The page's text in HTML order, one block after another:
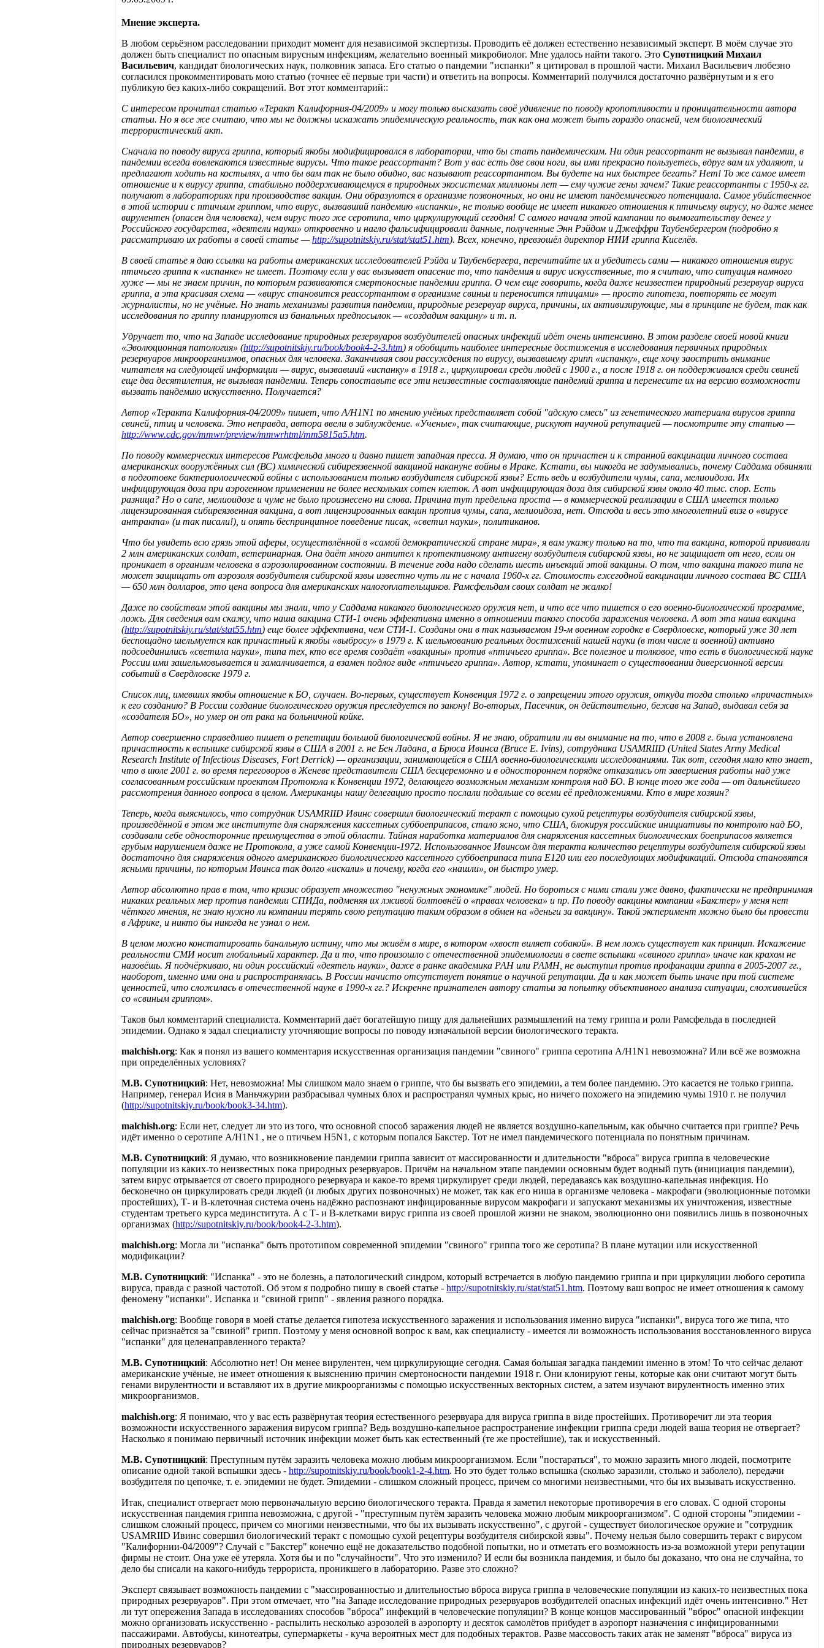
Мнение эксперта.
В любом серьёзном расследовании приходит момент для независимой экспертизы. Проводить её должен естественно независимый эксперт. В моём случае это
должен быть специалист по опасным вирусным инфекциям, желательно военный микробиолог. Мне удалось найти такого. Это Супотницкий Михаил
Васильевич, кандидат биологических наук, полковник запаса. Его статью о пандемии "испанки" я цитировал в прошлой части. Михаил Васильевич любезно
согласился прокомментировать мою статью (точнее её первые три части) и ответить на вопросы. Комментарий получился достаточно развёрнутым и я его
публикую без каких-либо сокращений. Вот этот комментарий::
С интересом прочитал статью «Теракт Калифорния-04/2009» и могу только высказать своё удивление по поводу кропотливости и проницательности автора
статьи. Но я все же считаю, что мы не должны искажать эпидемическую реальность, так как она может быть гораздо опасней, чем биологический
террористический акт.
Сначала по поводу вируса гриппа, который якобы модифицировался в лаборатории, что бы стать пандемическим. Ни один реассортант не вызывал пандемии, в
пандемии всегда вовлекаются известные вирусы. Что такое реассортант? Вот у вас есть две свои ноги, вы ими прекрасно пользуетесь, вдруг вам их удаляют, и
предлагают ходить на костылях, а что бы вам так не было обидно, вас называют реассортантом. Вы будете на них быстрее бегать? Нет! То же самое имеет
отношение и к вирусу гриппа, стабильно поддерживающемуся в природных экосистемах миллионы лет — ему чужие гены зачем? Такие реассортанты с 1950-х гг.
получают в лабораториях при производстве вакцин. Они образуются в организме позвоночных, но они не имеют пандемического потенциала. Самое убийственное
в этой истории с птичьим гриппом, что вирус, вызвавший пандемию «испанки», не только вообще не имеет никакого отношения к птичьему вирусу, но даже менее
вирулентен (опасен для человека), чем вирус того же серотипа, что циркулирующий сегодня! С самого начала этой кампании по вымогательству денег у
Российского государства, «деятели науки» откровенно и нагло фальсифицировали данные, полученные Энн Рэйдом и Джеффри Таубенбергером (подробно я
рассматриваю их работы в своей статье —http://supotnitskiy.ru/stat/stat51.htm). Всех, конечно, превзошёл директор НИИ гриппа Киселёв.
В своей статье я даю ссылки на работы американских исследователей Рэйда и Таубенбергера, перечитайте их и убедитесь сами — никакого отношения вирус
птичьего гриппа к «испанке» не имеет. Поэтому если у вас вызывает опасение то, что пандемия и вирус искусственные, то я считаю, что ситуация намного
хуже — мы не знаем причин, по которым развиваются смертоносные пандемии гриппа. О чем еще говорить, когда даже неизвестен природный резервуар вируса
гриппа, а эта красивая схема — «вирус становится реассортантом в организме свиньи и переносится птицами» — просто гипотеза, повторять ее могут
журналисты, но не учёные. Но знать механизмы развития пандемии, природные резервуар вируса, причины, их активизирующие, мы в принципе не будем, так как
исследования по гриппу планируются из банальных предпосылок — «создадим вакцину» и т. п.
Удручает то, что на Западе исследование природных резервуаров возбудителей опасных инфекций идёт очень интенсивно. В этом разделе своей новой книги
«Эволюционная патология» (http://supotnitskiy.ru/book/book4-2-3.htm) я обобщить наиболее интересные достижения в исследования первичных природных
резервуаров микроорганизмов, опасных для человека. Заканчивая свои рассуждения по вирусу, вызвавшему грипп «испанку», еще хочу заострить внимание
читателя на следующей информации — вирус, вызвавший «испанку» в 1918 г., циркулировал среди людей с 1900 г., а после 1918 г. он поддерживался среди свиней
еще два десятилетия, не вызывая пандемии. Теперь сопоставьте все эти неизвестные составляющие пандемий гриппа и перенесите их на версию возможности
вызвать пандемию искусственно. Получается?
Автор «Теракта Калифорния-04/2009» пишет, что А/Н1N1 по мнению учёных представляет собой "адскую смесь" из генетического материала вирусов гриппа
свиней, птиц и человека. Это неправда, автора ввели в заблуждение. «Ученые», так считающие, рискуют научной репутацией — посмотрите эту статью —
http://www.cdc.gov/mmwr/preview/mmwrhtml/mm5815a5.htm.
По поводу коммерческих интересов Рамсфельда много и давно пишет западная пресса. Я думаю, что он причастен и к странной вакцинации личного состава
американских вооружённых сил (ВС) химической сибиреязвенной вакциной накануне войны в Ираке. Кстати, вы никогда не задумывались, почему Саддама обвиняли
в подготовке бактериологической войны с использованием только возбудителя сибирской язвы? Есть ведь и возбудители чумы, сапа, мелиоидоза. Их
инфицирующая доза при аэрогенном применении не более нескольких сотен клеток. А вот инфицирующая доза для сибирской язвы около 40 тыс. спор. Есть
разница? Но о сапе, мелиоидозе и чуме не было произнесено ни слова. Причина тут предельна проста — в коммерческой реализации в США имеется только
лицензированная сибиреязвенная вакцина, а вот лицензированных вакцин против чумы, сапа, мелиоидоза, нет. Отсюда и весь это многолетний визг о «вирусе
антракта» (и так писали!), и опять беспринципное поведение писак, «светил науки», политиканов.
Что бы увидеть всю грязь этой аферы, осуществлённой в «самой демократической стране мира», я вам укажу только на то, что та вакцина, которой прививали
2 млн американских солдат, ветеринарная. Она даёт много антител к протективному антигену возбудителя сибирской язвы, но не защищает от него, если он
проникает в организм человека в аэрозолированном состоянии. В течение года надо сделать шесть инъекций этой вакцины. О том, что вакцина такого типа не
может защищать от аэрозоля возбудителя сибирской язвы известно чуть ли не с начала 1960-х гг. Стоимость ежегодной вакцинации личного состава ВС США
— 650 млн долларов, это цена вопроса для американских налогоплательщиков. Рамсфельдам своих солдат не жалко!
Даже по свойствам этой вакцины мы знали, что у Саддама никакого биологического оружия нет, и что все что пишется о его военно-биологической программе,
ложь. Для сведения вам скажу, что наша вакцина СТИ-1 очень эффективна именно в отношении такого способа заражения человека. А вот эта наша вакцина
(http://supotnitskiy.ru/stat/stat55.htm) еще более эффективна, чем СТИ-1. Созданы они в так называемом 19-м военном городке в Свердловске, который уже 30 лет
беспощадно шельмуется как причастный к якобы «выбросу» в 1979 г. К шельмованию реальных достижений нашей науки (в том числе и военной) активно
подсоединились «светила науки», типа тех, кто все время создаёт «вакцины» против «птичьего гриппа». Все полезное и толковое, что есть в биологической науке
России ими зашельмовывается и замалчивается, а взамен подлог виде «птичьего гриппа». Автор, кстати, упоминает о существовании диверсионной версии
событий в Свердловске 1979 г.
Список лиц, имевших якобы отношение к БО, случаен. Во-первых, существует Конвенция 1972 г. о запрещении этого оружия, откуда тогда столько «причастных»
к его созданию? В России создание биологического оружия преследуется по закону! Во-вторых, Пасечник, он действительно, бежав на Запад, выдавал себя за
«создателя БО», но умер он от рака на больничной койке.
Автор совершенно справедливо пишет о репетиции большой биологической войны. Я не знаю, обратили ли вы внимание на то, что в 2008 г. была установлена
причастность к вспышке сибирской язвы в США в 2001 г. не Бен Ладана, а Брюса Ивинса (Bruce E. Ivins), сотрудника USAMRIID (United States Army Medical
Research Institute of Infectious Diseases, Fort Derrick) — организации, занимающейся в США военно-биологическими исследованиями. Так вот, сегодня мало кто знает,
что в июле 2001 г. во время переговоров в Женеве представители США бесцеремонно и в одностороннем порядке отказались от завершения работы над уже
согласованным российским проектом Протокола к Конвенции 1972, делающего возможным механизм контроля над БО. В конце того же года — от дальнейшего
рассмотрения данного вопроса в целом. Американцы нашу делегацию просто послали подальше со всеми её предложениями. Кто в мире хозяин?
Теперь, когда выяснилось, что сотрудник USAMRIID Ивинс совершил биологический теракт с помощью сухой рецептуры возбудителя сибирской язвы,
произведённой в этом же институте для снаряжения кассетных суббоеприпасов, стало ясно, что США, блокируя российские инициативы по контролю над БО,
создавали себе односторонние преимущества в этой области. Тайная наработка материалов для снаряжения кассетных биологических боеприпасов является
грубым нарушением даже не Протокола, а уже самой Конвенции-1972. Использованное Ивинсом для теракта количество рецептуры возбудителя сибирской язвы
достаточно для снаряжения одного американского биологического кассетного суббоеприпаса типа Е120 или его последующих модификаций. Отсюда становятся
ясными причины, по которым Ивинса так долго «искали» и почему, когда его «нашли», он быстро умер.
Автор абсолютно прав в том, что кризис образует множество "ненужных экономике" людей. Но бороться с ними стали уже давно, фактически не предпринимая
никаких реальных мер против пандемии СПИДа, подменяя их лживой болтовнёй о «правах человека» и пр. По поводу вакцины компании «Бакстер» у меня нет
чёткого мнения, не знаю нужно ли компании терять свою репутацию таким образом в обмен на «деньги за вакцину». Такой эксперимент можно было бы провести
в Африке, и никто бы никогда не узнал о нем.
В целом можно констатировать банальную истину, что мы живём в мире, в котором «хвост виляет собакой». В нем ложь существует как принцип. Искажение
реальности СМИ носит глобальный характер. Да и то, что произошло с отечественной эпидемиологии в свете вспышки «свиного гриппа» иначе как крахом не
назовёшь. Я подчёркиваю, ни один российский «деятель науки», даже в ранке академика РАН или РАМН, не выступил против профанации гриппа в 2005-2007 гг.,
наоборот, именно ими она и распространялась. В России начисто отсутствует понятие о научной репутации. Да и как может быть иначе при той системе
ценностей, что сложилась в отечественной науке в 1990-х гг.? Искренне признателен автору статьи за попытку объективного анализа ситуации, сложившейся
со «свиным гриппом».
Таков был комментарий специалиста. Комментарий даёт богатейшую пищу для дальнейших размышлений на тему гриппа и роли Рамсфельда в последней
эпидемии. Однако я задал специалисту уточняющие вопросы по поводу изначальной версии биологического теракта.
malchish.org: Как я понял из вашего комментария искусственная организация пандемии "свиного" гриппа серотипа А/H1N1 невозможна? Или всё же возможна
при определённых условиях?
М.В. Супотницкий: Нет, невозможна! Мы слишком мало знаем о гриппе, что бы вызвать его эпидемии, а тем более пандемию. Это касается не только гриппа.
Например, генерал Исия в Маньчжурии разбрасывал чумных блох и распространял чумных крыс, но ничего похожего на эпидемию чумы 1910 г. не получил
(http://supotnitskiy.ru/book/book3-34.htm).
malchish.org: Если нет, следует ли это из того, что основной способ заражения людей не является воздушно-капельным, как обычно считается при гриппе? Речь
идёт именно о серотипе А/H1N1 , не о птичьем H5N1, с которым попался Бакстер. Тот не имел пандемического потенциала по понятным причинам.
М.В. Супотницкий: Я думаю, что возникновение пандемии гриппа зависит от массированности и длительности "вброса" вируса гриппа в человеческие
популяции из каких-то неизвестных пока природных резервуаров. Причём на начальном этапе пандемии основным будет водный путь (инициация пандемии),
затем вирус отрывается от своего природного резервуара и какое-то время циркулирует среди людей, передаваясь как воздушно-капельная инфекция. Но
бесконечно он циркулировать среди людей (и любых других позвоночных) не может, так как его ниша в организме человека - макрофаги (эволюционные потомки
простейших), Т- и В-клеточная система очень надёжно распознают инфицированные вирусом макрофаги и запускают механизмы их уничтожения, известные
студентам третьего курса мединститута. А с Т- и В-клетками вирус гриппа из своей прошлой жизни не знаком, эволюционно они появились лишь в позвоночных
организмах (http://supotnitskiy.ru/book/book4-2-3.htm).
malchish.org: Могла ли "испанка" быть прототипом современной эпидемии "свиного" гриппа того же серотипа? В плане мутации или искусственной
модификации?
М.В. Супотницкий: "Испанка" - это не болезнь, а патологический синдром, который встречается в любую пандемию гриппа и при циркуляции любого серотипа
вируса, правда с разной частотой. Об этом я подробно пишу в своей статье - http://supotnitskiy.ru/stat/stat51.htm. Поэтому ваш вопрос не имеет отношения к самому
феномену "испанки". Испанка и "свиной грипп" - явления разного порядка.
malchish.org: Вообще говоря в моей статье делается гипотеза искусственного заражения и использования именно вируса "испанки", вируса того же типа, что
сейчас признаётся за "свиной" грипп. Поэтому у меня основной вопрос к вам, как специалисту - имеется ли возможность использования восстановленного вируса
"испанки" для целенаправленного теракта?
М.В. Супотницкий: Абсолютно нет! Он менее вирулентен, чем циркулирующие сегодня. Самая большая загадка пандемии именно в этом! То что сейчас делают
американские учёные, не имеет отношения к выяснению причин смертоносности пандемии 1918 г. Они клонируют гены, которые как они считают могут быть
генами вирулентности и вставляют их в другие микроорганизмы с помощью искусственных векторных систем, а затем изучают вирулентность именно этих
микроорганизмов.
malchish.org: Я понимаю, что у вас есть развёрнутая теория естественного резервуара для вируса гриппа в виде простейших. Противоречит ли эта теория
возможности искусственного заражения вирусом гриппа? Ведь воздушно-капельное распространение инфекции гриппа среди людей ваша теория не отвергает?
Насколько я понимаю первичный источник инфекции может быть как естественный (те же простейшие), так и искусственный.
М.В. Супотницкий: Преступным путём заразить человека можно любым микроорганизмом. Если "постараться", то можно заразить много людей, посмотрите
описание одной такой вспышки здесь - http://supotnitskiy.ru/book/book1-2-4.htm. Но это будет только вспышка (сколько заразили, столько и заболело), передачи
возбудителя по цепочке, т. е. эпидемии не будет. Эпидемии - слишком сложный процесс, причем со многими неизвестными, что бы их вызывать искусственно.
Итак, специалист отвергает мою первоначальную версию биологического теракта. Правда я заметил некоторые противоречия в его словах. С одной стороны
искусственная пандемия гриппа невозможна, с другой - "преступным путём заразить человека можно любым микроорганизмом". С одной стороны "эпидемии -
слишком сложный процесс, причем со многими неизвестными, что бы их вызывать искусственно", с другой - существует биологическое оружие и "сотрудник
USAMRIID Ивинс совершил биологический теракт с помощью сухой рецептуры возбудителя сибирской язвы". Почему нельзя было совершить теракт с вирусом
"Калифорнии-04/2009"? Случай с "Бакстер" конечно ещё не доказательство подобной попытки, но и отметать его возможность из-за возможной утери репутации
фирмы не стоит. Она уже её утеряла. Хотя бы и по "случайности". Что это изменило? И если бы возникла пандемия, и было бы доказано, что она не случайна, то
дело бы списали на какого-нибудь террориста, проникшего в лабораторию. Разве это сложно?
Эксперт связывает возможность пандемии с "массированностью и длительностью вброса вируса гриппа в человеческие популяции из каких-то неизвестных пока
природных резервуаров". При этом отмечает, что "на Западе исследование природных резервуаров возбудителей опасных инфекций идёт очень интенсивно." Нет
ли тут опережения Запада в исследованиях способов "вброса" инфекций в человеческие популяции? В конце концов массированный "вброс" опасной инфекции
можно организовать искусственно - распылить несколько аэрозолей в аэропорту и десяток самолётов прибудет в аэропорт назначения с инфицированными
пассажирами. Автобусы, кинотеатры, супермаркеты - куча вероятных мест для подобных терактов. Разве массовость таких атак не заменят "вброса" вируса из
природных резервуаров?